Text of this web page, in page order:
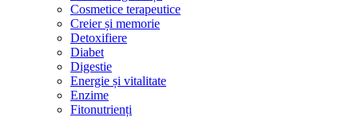
Cosmetice terapeutice
Creier și memorie
Detoxifiere
Diabet
Digestie
Energie și vitalitate
Enzime
Fitonutrienți